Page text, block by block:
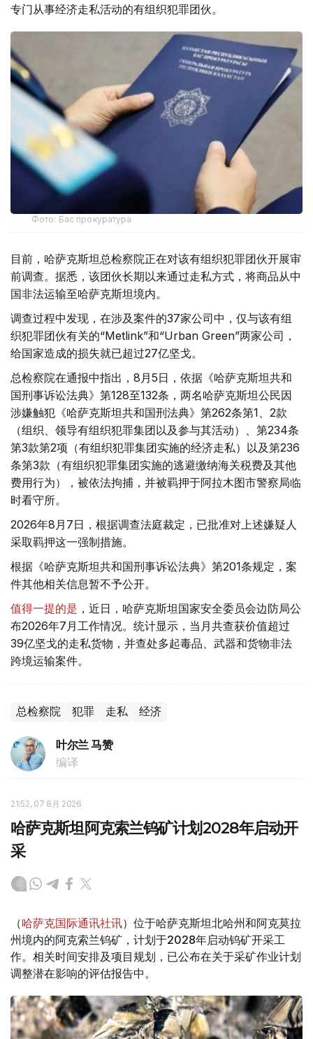
专门从事经济走私活动的有组织犯罪团伙。
Фото: Бас прокуратура
目前，哈萨克斯坦总检察院正在对该有组织犯罪团伙开展审
前调查。据悉，该团伙长期以来通过走私方式，将商品从中
国非法运输至哈萨克斯坦境内。
调查过程中发现，在涉及案件的37家公司中，仅与该有组
织犯罪团伙有关的“Metlink”和“Urban Green”两家公司，
给国家造成的损失就已超过27亿坚戈。
总检察院在通报中指出，8月5日，依据《哈萨克斯坦共和
国刑事诉讼法典》第128至132条，两名哈萨克斯坦公民因
涉嫌触犯《哈萨克斯坦共和国刑法典》第262条第1、2款
（组织、领导有组织犯罪集团以及参与其活动）、第234条
第3款第2项（有组织犯罪集团实施的经济走私）以及第236
条第3款（有组织犯罪集团实施的逃避缴纳海关税费及其他
费用行为），被依法拘捕，并被羁押于阿拉木图市警察局临
时看守所。
2026年8月7日，根据调查法庭裁定，已批准对上述嫌疑人
采取羁押这一强制措施。
根据《哈萨克斯坦共和国刑事诉讼法典》第201条规定，案
件其他相关信息暂不予公开。
值得一提的是 ，近日，哈萨克斯坦国家安全委员会边防局公
布2026年7月工作情况。统计显示，当月共查获价值超过
39亿坚戈的走私货物，并查处多起毒品、武器和货物非法
跨境运输案件。
总检察院 犯罪 走私 经济
叶尔兰 马赞
编译
21:52, 07 8月 2026
哈萨克斯坦阿克索兰钨矿计划2028年启动开
采
（哈萨克国际通讯社讯）位于哈萨克斯坦北哈州和阿克莫拉
州境内的阿克索兰钨矿，计划于2028年启动钨矿开采工
作。相关时间安排及项目规划，已公布在关于采矿作业计划
调整潜在影响的评估报告中。